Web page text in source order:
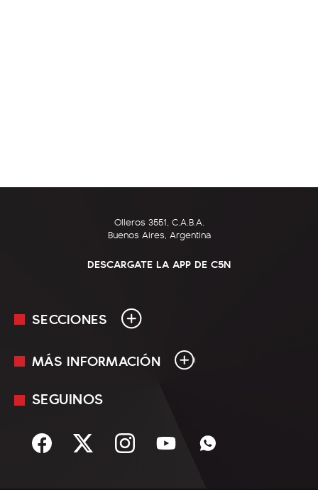
Olleros 3551, C.A.B.A.
Buenos Aires, Argentina
DESCARGATE LA APP DE C5N
SECCIONES
En Vivo
Sociedad
MÁS INFORMACIÓN
Mediakit
Términos y condiciones
SEGUINOS